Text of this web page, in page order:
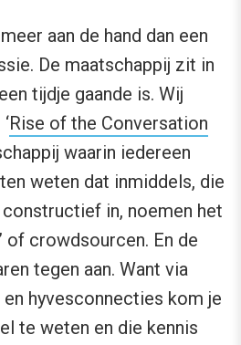
aan de hand dan een
De maatschappij zit in
tijdje gaande is. Wij
Rise of the Conversation
waarin iedereen
weten dat inmiddels, die
in, noemen het
of crowdsourcen. En de
tegen aan. Want via
hyvesconnecties kom je
te weten en die kennis